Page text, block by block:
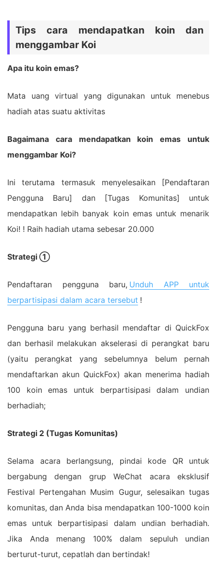
Tips cara mendapatkan koin dan
menggambar Koi
Apa itu koin emas?
Mata uang virtual yang digunakan untuk menebus
hadiah atas suatu aktivitas
Bagaimana cara mendapatkan koin emas untuk
menggambar Koi?
Ini terutama termasuk menyelesaikan [Pendaftaran
Pengguna Baru] dan [Tugas Komunitas] untuk
mendapatkan lebih banyak koin emas untuk menarik
Koi! ! Raih hadiah utama sebesar 20.000
Strategi ①
Pendaftaran pengguna baru, Unduh APP untuk
berpartisipasi dalam acara tersebut !
Pengguna baru yang berhasil mendaftar di QuickFox
dan berhasil melakukan akselerasi di perangkat baru
(yaitu perangkat yang sebelumnya belum pernah
mendaftarkan akun QuickFox) akan menerima hadiah
100 koin emas untuk berpartisipasi dalam undian
berhadiah;
Strategi 2 (Tugas Komunitas)
Selama acara berlangsung, pindai kode QR untuk
bergabung dengan grup WeChat acara eksklusif
Festival Pertengahan Musim Gugur, selesaikan tugas
komunitas, dan Anda bisa mendapatkan 100-1000 koin
emas untuk berpartisipasi dalam undian berhadiah.
Jika Anda menang 100% dalam sepuluh undian
berturut-turut, cepatlah dan bertindak!